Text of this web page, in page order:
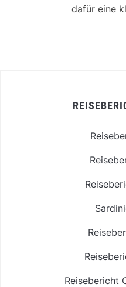
dafür eine
Reisebericht